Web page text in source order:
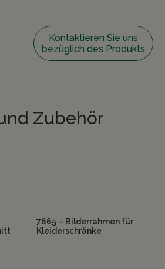
Kontaktieren Sie uns
bezüglich des Produkts
Zubehör
7665 – Bilderrahmen für
Kleiderschränke